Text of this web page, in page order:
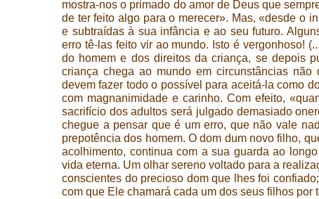
mostra-nos o primado do amor de Deus que
de ter feito algo para o merecer». Mas, «desde o
e subtraídas à sua infância e ao seu futuro.
erro tê-las feito vir ao mundo. Isto é vergonhoso!
do homem e dos direitos da criança, se depois
criança chega ao mundo em circunstâncias
devem fazer todo o possível para aceitá-la como
com magnanimidade e carinho. Com efeito,
sacrifício dos adultos será julgado demasiado
chegue a pensar que é um erro, que não vale
prepotência dos homem. O dom dum novo filho,
acolhimento, continua com a sua guarda ao
vida eterna. Um olhar sereno voltado para a
conscientes do precioso dom que lhes foi
com que Ele chamará cada um dos seus filhos por